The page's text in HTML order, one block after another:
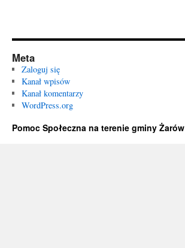
Meta
Zaloguj się
Kanał wpisów
Kanał komentarzy
WordPress.org
Pomoc Społeczna na terenie gminy Żarów